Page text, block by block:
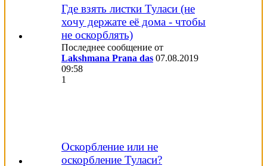
Где взять листки Туласи (не
хочу держате её дома - чтобы
не оскорблять)
Последнее сообщение от
Lakshmana Prana das 07.08.2019
09:58
1
Оскорбление или не
оскорбление Туласи?